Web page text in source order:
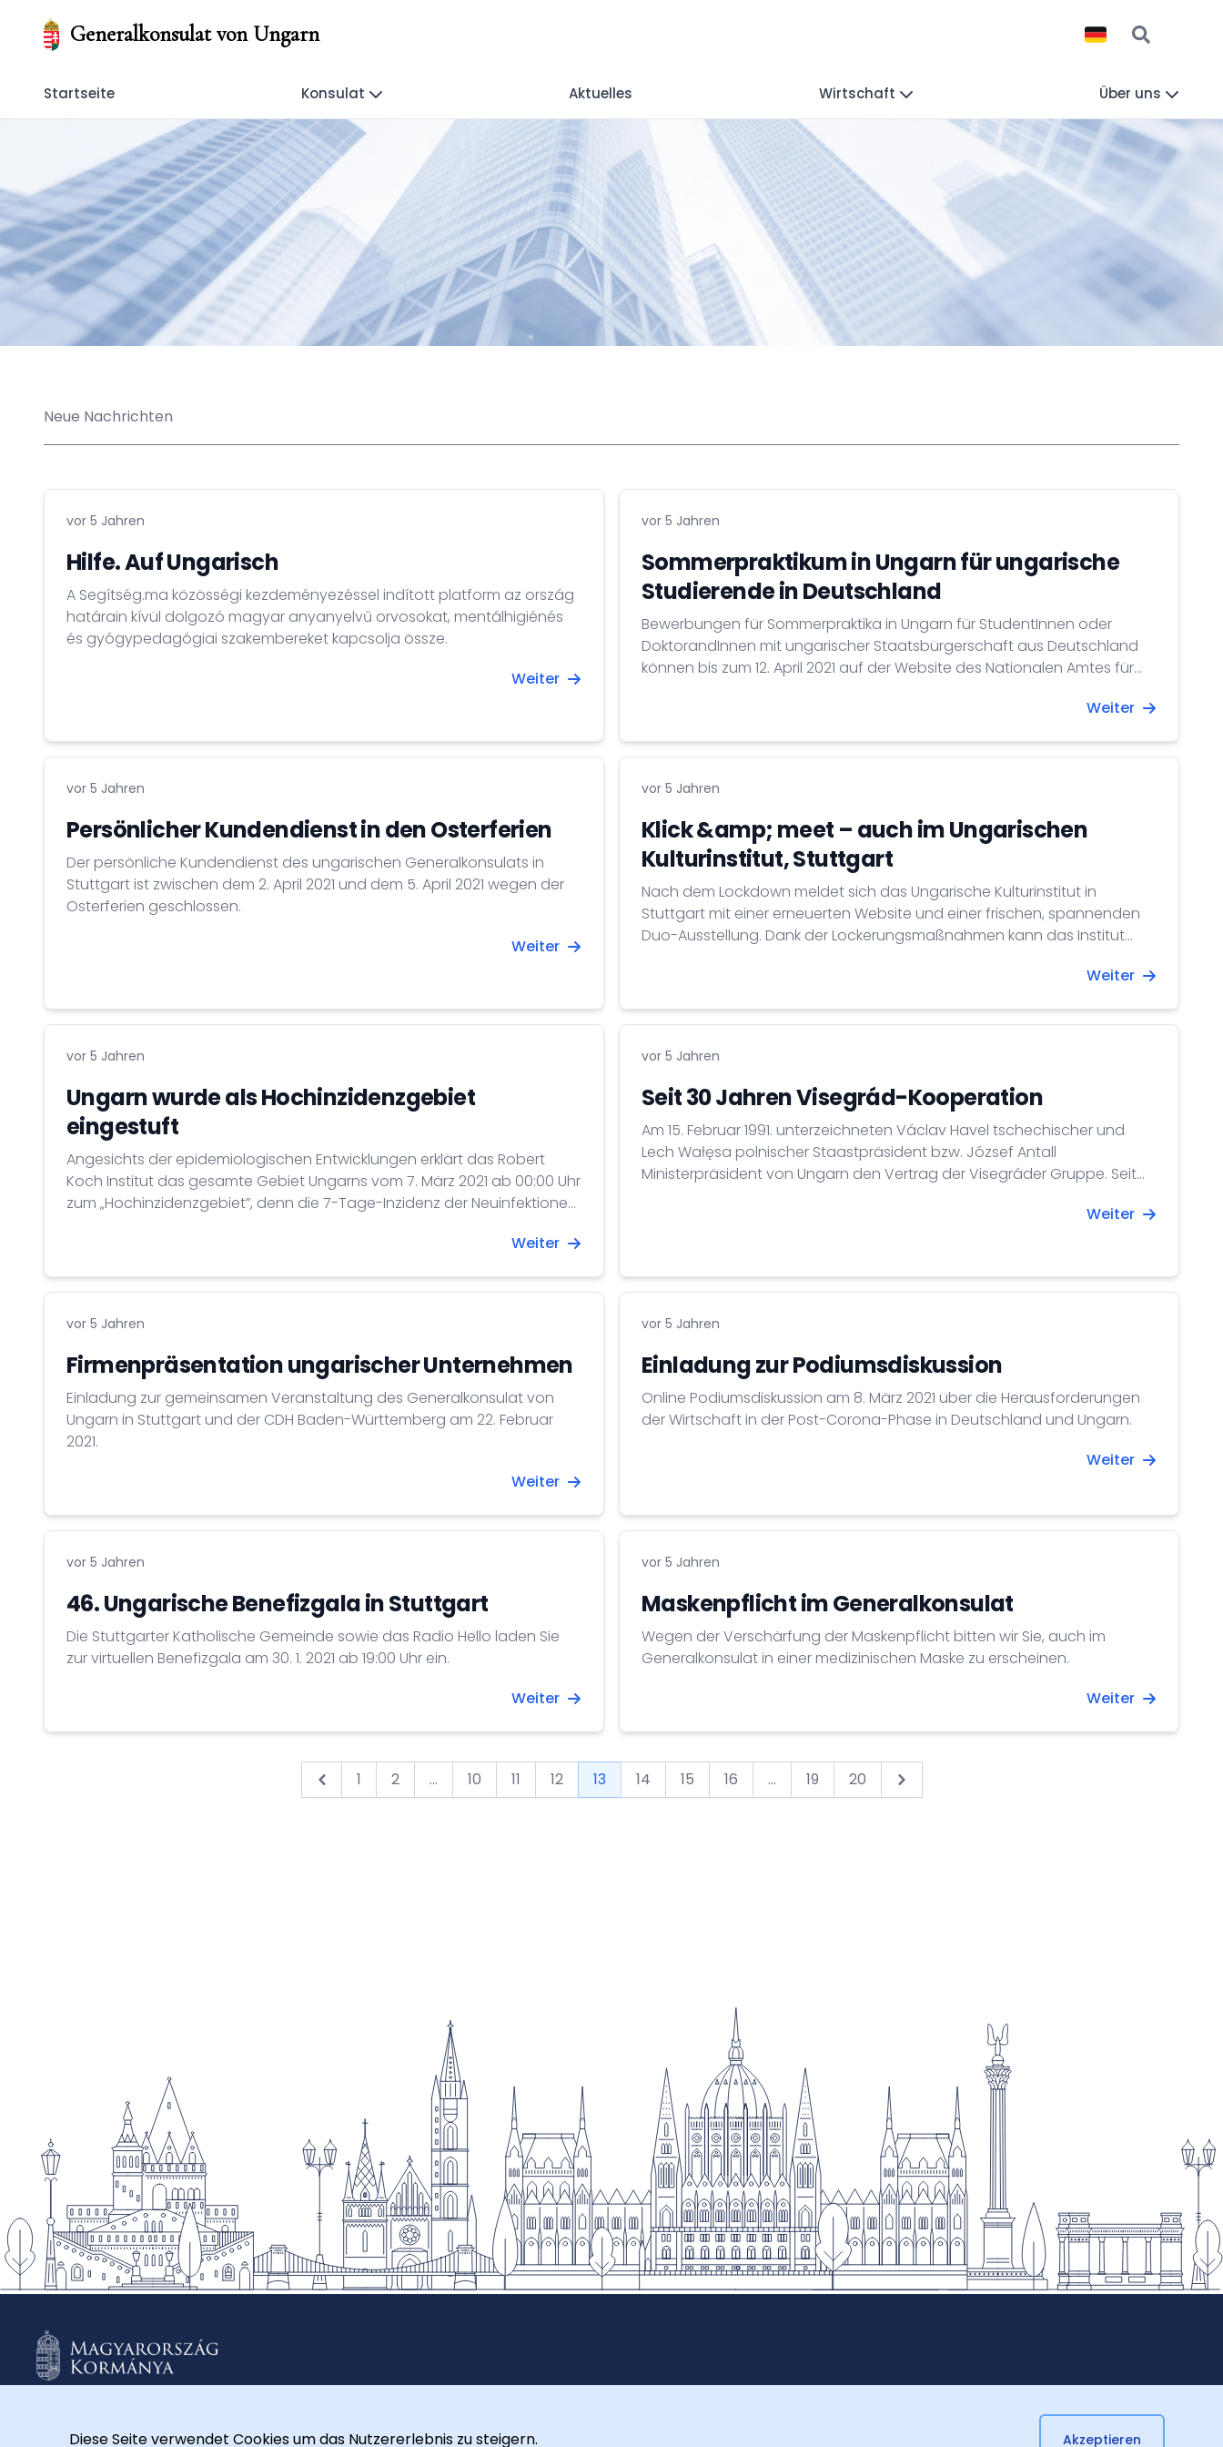
Generalkonsulat von Ungarn
Startseite Konsulat Aktuelles Wirtschaft Über uns
Neue Nachrichten
vor 5 Jahren
Hilfe. Auf Ungarisch
A Segítség.ma közösségi kezdeményezéssel indított platform az ország
határain kívül dolgozó magyar anyanyelvű orvosokat, mentálhigiénés
és gyógypedagógiai szakembereket kapcsolja össze.
Weiter
vor 5 Jahren
Sommerpraktikum in Ungarn für ungarische
Studierende in Deutschland
Bewerbungen für Sommerpraktika in Ungarn für StudentInnen oder
DoktorandInnen mit ungarischer Staatsbürgerschaft aus Deutschland
können bis zum 12. April 2021 auf der Website des Nationalen Amtes für
Weiter
vor 5 Jahren
Persönlicher Kundendienst in den Osterferien
Der persönliche Kundendienst des ungarischen Generalkonsulats in
Stuttgart ist zwischen dem 2. April 2021 und dem 5. April 2021 wegen der
Osterferien geschlossen.
Weiter
vor 5 Jahren
Klick &amp; meet – auch im Ungarischen
Kulturinstitut, Stuttgart
Nach dem Lockdown meldet sich das Ungarische Kulturinstitut in
Stuttgart mit einer erneuerten Website und einer frischen, spannenden
Duo-Ausstellung. Dank der Lockerungsmaßnahmen kann das Institut
Weiter
vor 5 Jahren
Ungarn wurde als Hochinzidenzgebiet
eingestuft
Angesichts der epidemiologischen Entwicklungen erklärt das Robert
Koch Institut das gesamte Gebiet Ungarns vom 7. März 2021 ab 00:00 Uhr
zum „Hochinzidenzgebiet”, denn die 7-Tage-Inzidenz der Neuinfektionen
Weiter
vor 5 Jahren
Seit 30 Jahren Visegrád-Kooperation
Am 15. Februar 1991. unterzeichneten Václav Havel tschechischer und
Lech Wałęsa polnischer Staastpräsident bzw. József Antall
Ministerpräsident von Ungarn den Vertrag der Visegráder Gruppe. Seit
Weiter
vor 5 Jahren
Firmenpräsentation ungarischer Unternehmen
Einladung zur gemeinsamen Veranstaltung des Generalkonsulat von
Ungarn in Stuttgart und der CDH Baden-Württemberg am 22. Februar
2021.
Weiter
vor 5 Jahren
Einladung zur Podiumsdiskussion
Online Podiumsdiskussion am 8. März 2021 über die Herausforderungen
der Wirtschaft in der Post-Corona-Phase in Deutschland und Ungarn.
Weiter
vor 5 Jahren
46. Ungarische Benefizgala in Stuttgart
Die Stuttgarter Katholische Gemeinde sowie das Radio Hello laden Sie
zur virtuellen Benefizgala am 30. 1. 2021 ab 19:00 Uhr ein.
Weiter
vor 5 Jahren
Maskenpflicht im Generalkonsulat
Wegen der Verschärfung der Maskenpflicht bitten wir Sie, auch im
Generalkonsulat in einer medizinischen Maske zu erscheinen.
Weiter
&laquo; Previous
1 2 ... 10 11 12 13 14 15 16 ... 19 20 Next &raquo;
Diese Seite verwendet Cookies um das Nutzererlebnis zu steigern. Akzeptieren